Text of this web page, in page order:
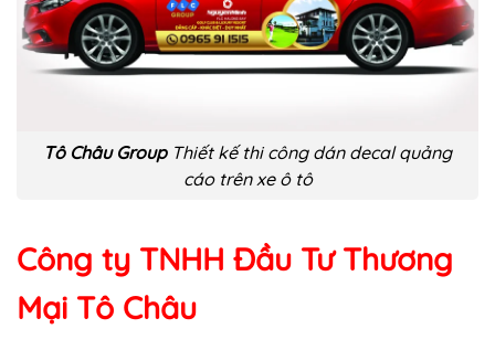
Tô Châu Group Thiết kế thi công dán decal quảng
cáo trên xe ô tô
Công ty TNHH Đầu Tư Thương
Mại Tô Châu